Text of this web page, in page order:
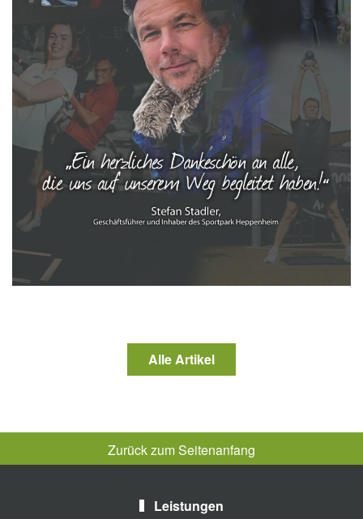
Alle Artikel
Zurück zum Seitenanfang
Leistungen